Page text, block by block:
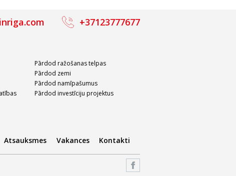
+37123777677
Pārdod ražošanas telpas
Pārdod zemi
Pārdod namīpašumus
Pārdod investīciju projektus
Atsauksmes Vakances Kontakti